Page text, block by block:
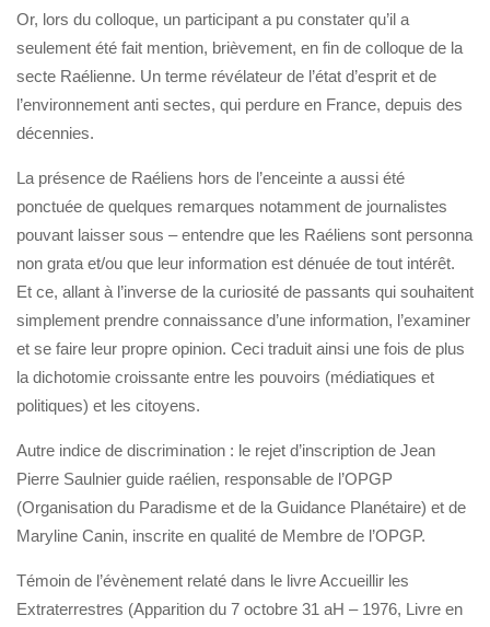
Or, lors du colloque, un participant a pu constater qu’il a
seulement été fait mention, brièvement, en fin de colloque de la
secte Raélienne. Un terme révélateur de l’état d’esprit et de
l’environnement anti sectes, qui perdure en France, depuis des
décennies.
La présence de Raéliens hors de l’enceinte a aussi été
ponctuée de quelques remarques notamment de journalistes
pouvant laisser sous – entendre que les Raéliens sont personna
non grata et/ou que leur information est dénuée de tout intérêt.
Et ce, allant à l’inverse de la curiosité de passants qui souhaitent
simplement prendre connaissance d’une information, l’examiner
et se faire leur propre opinion. Ceci traduit ainsi une fois de plus
la dichotomie croissante entre les pouvoirs (médiatiques et
politiques) et les citoyens.
Autre indice de discrimination : le rejet d’inscription de Jean
Pierre Saulnier guide raélien, responsable de l’OPGP
(Organisation du Paradisme et de la Guidance Planétaire) et de
Maryline Canin, inscrite en qualité de Membre de l’OPGP.
Témoin de l’évènement relaté dans le livre Accueillir les
Extraterrestres (Apparition du 7 octobre 31 aH – 1976, Livre en